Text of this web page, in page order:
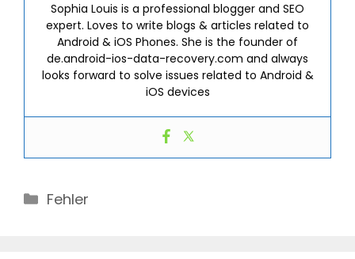
Sophia Louis is a professional blogger and SEO
expert. Loves to write blogs & articles related to
Android & iOS Phones. She is the founder of
de.android-ios-data-recovery.com and always
looks forward to solve issues related to Android &
iOS devices
Categories
Fehler